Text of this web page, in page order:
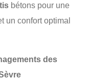
bétons pour une
un confort optimal
des